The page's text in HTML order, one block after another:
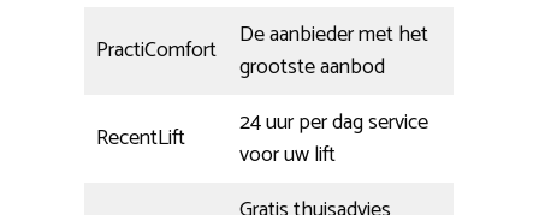
PractiComfort
De aanbieder met het
grootste aanbod
RecentLift
24 uur per dag service
voor uw lift